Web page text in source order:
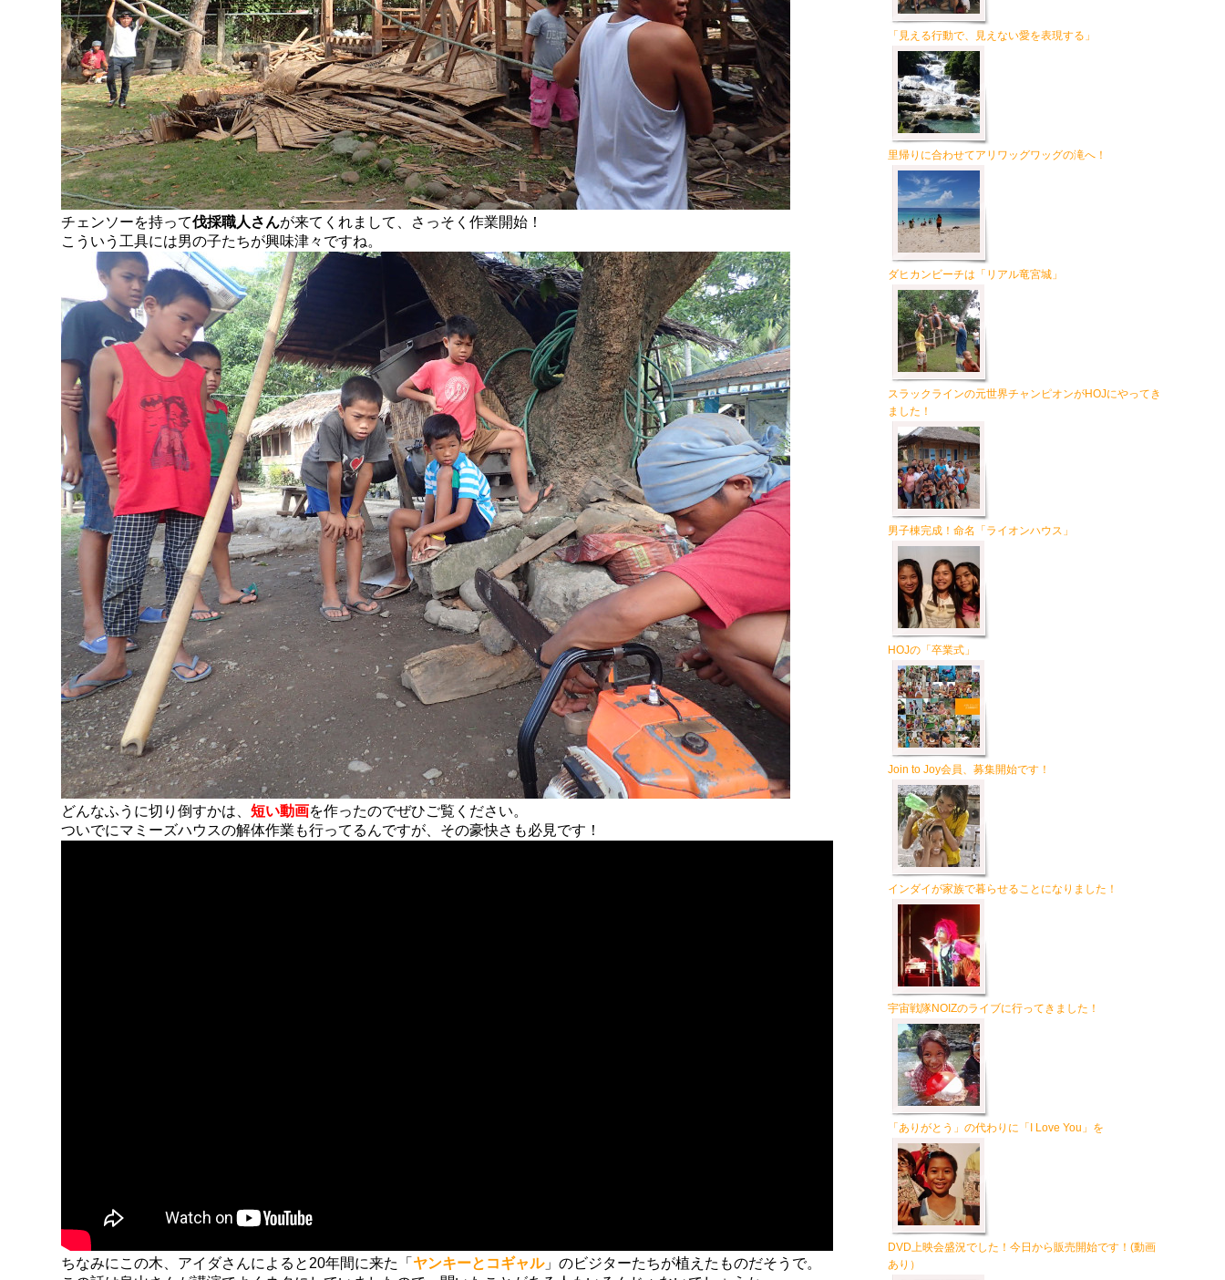
チェンソーを持って伐採職人さんが来てくれまして、さっそく作業開始！
こういう工具には男の子たちが興味津々ですね。
どんなふうに切り倒すかは、短い動画を作ったのでぜひご覧ください。
ついでにマミーズハウスの解体作業も行ってるんですが、その豪快さも必見です！
ちなみにこの木、アイダさんによると20年間に来た「 ヤンキーとコギャル」のビジターたちが植えたものだそうで。
「見える行動で、見えない愛を表現する」
里帰りに合わせてアリワッグワッグの滝へ！
ダヒカンビーチは「リアル竜宮城」
スラックラインの元世界チャンピオンがHOJにやってき
ました！
男子棟完成！命名「ライオンハウス」
HOJの「卒業式」
Join to Joy会員、募集開始です！
インダイが家族で暮らせることになりました！
宇宙戦隊NOIZのライブに行ってきました！
「ありがとう」の代わりに「I Love You」を
DVD上映会盛況でした！今日から販売開始です！(動画
あり）